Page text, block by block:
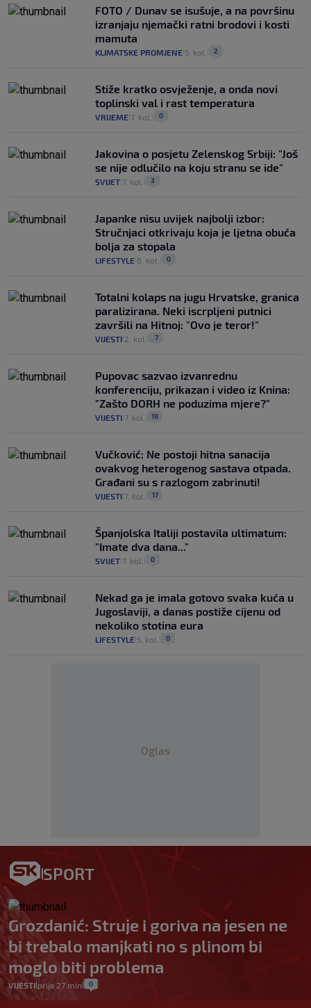
FOTO / Dunav se isušuje, a na površinu
izranjaju njemački ratni brodovi i kosti
mamuta
KLIMATSKE PROMJENE 5. kol. 2
Stiže kratko osvježenje, a onda novi
toplinski val i rast temperatura
VRIJEME 7. kol. 0
Jakovina o posjetu Zelenskog Srbiji: "Još
se nije odlučilo na koju stranu se ide"
SVIJET 7. kol. 3
Japanke nisu uvijek najbolji izbor:
Stručnjaci otkrivaju koja je ljetna obuća
bolja za stopala
LIFESTYLE 6. kol. 0
Totalni kolaps na jugu Hrvatske, granica
paralizirana. Neki iscrpljeni putnici
završili na Hitnoj: "Ovo je teror!"
VIJESTI 2. kol. 7
Pupovac sazvao izvanrednu
konferenciju, prikazan i video iz Knina:
"Zašto DORH ne poduzima mjere?"
VIJESTI 7. kol. 19
Vučković: Ne postoji hitna sanacija
ovakvog heterogenog sastava otpada.
Građani su s razlogom zabrinuti!
VIJESTI 7. kol. 17
Španjolska Italiji postavila ultimatum:
"Imate dva dana..."
SVIJET 7. kol. 0
Nekad ga je imala gotovo svaka kuća u
Jugoslaviji, a danas postiže cijenu od
nekoliko stotina eura
LIFESTYLE 5. kol. 0
Oglas
SPORT
Grozdanić: Struje i goriva na jesen ne
bi trebalo manjkati no s plinom bi
moglo biti problema
VIJESTI prije 27 min 0